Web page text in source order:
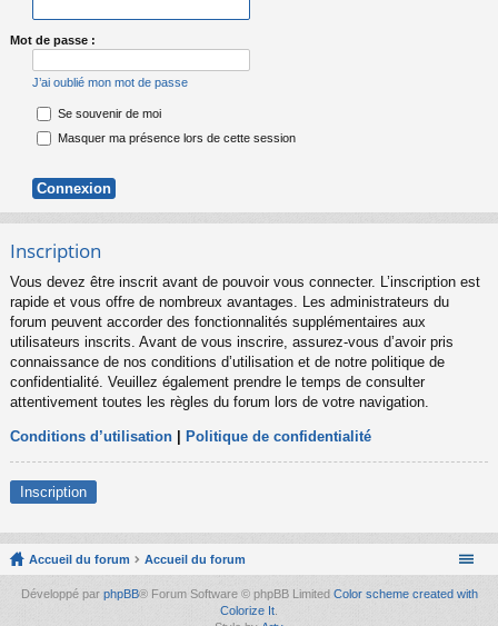
Mot de passe :
J’ai oublié mon mot de passe
Se souvenir de moi
Masquer ma présence lors de cette session
Inscription
Vous devez être inscrit avant de pouvoir vous connecter. L’inscription est
rapide et vous offre de nombreux avantages. Les administrateurs du
forum peuvent accorder des fonctionnalités supplémentaires aux
utilisateurs inscrits. Avant de vous inscrire, assurez-vous d’avoir pris
connaissance de nos conditions d’utilisation et de notre politique de
confidentialité. Veuillez également prendre le temps de consulter
attentivement toutes les règles du forum lors de votre navigation.
Conditions d’utilisation Politique de confidentialité
Inscription
Accueil du forum Accueil du forum
Développé par phpBB® Forum Software © phpBB Limited Color scheme created with
Colorize It.